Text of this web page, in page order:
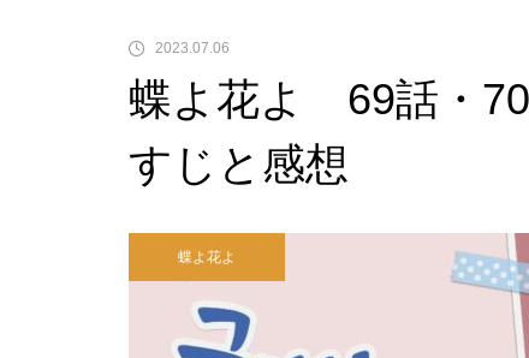
2023.07.06
蝶よ花よ 69話・
すじと感想
蝶よ花よ